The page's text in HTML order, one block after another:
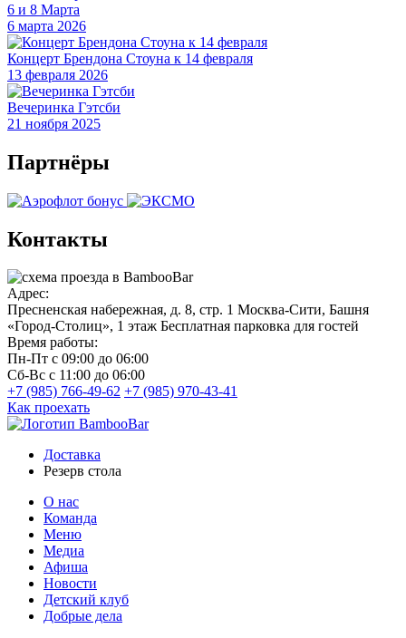
6 и 8 Марта
6 марта 2026
Концерт Брендона Стоуна к 14 февраля
13 февраля 2026
Вечеринка Гэтсби
21 ноября 2025
Партнёры
Контакты
Адрес:
Пресненская набережная, д. 8, стр. 1 Москва-Сити, Башня
«Город-Столиц», 1 этаж Бесплатная парковка для гостей
Время работы:
Пн-Пт с 09:00 до 06:00
Сб-Вс с 11:00 до 06:00
+7 (985) 766-49-62 +7 (985) 970-43-41
Как проехать
Доставка
Резерв стола
О нас
Команда
Меню
Медиа
Афиша
Новости
Детский клуб
Добрые дела